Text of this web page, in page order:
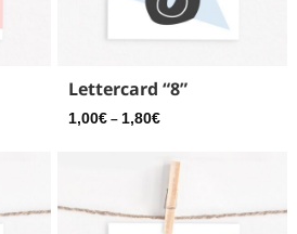
Lettercard “8”
1,00€ – 1,80€